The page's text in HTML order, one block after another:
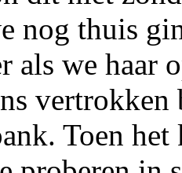
nog thuis
als we haar
vertrokken
Toen